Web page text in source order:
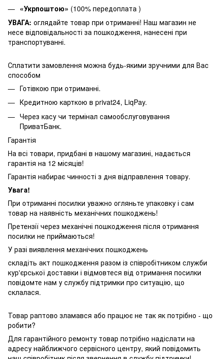
«Укрпоштою» (100% передоплата )
УВАГА: оглядайте товар при отриманні! Наш магазин не
несе відповідальності за пошкодження, нанесені при
транспортуванні.
Сплатити замовлення можна будь-якими зручними для Вас
способом
Готівкою при отриманні.
Кредитною карткою в privat24, LiqPay.
Через касу чи термінал самообслуговування
ПриватБанк.
Гарантія
На всі товари, придбані в нашому магазині, надається
гарантія на 12 місяців!
Гарантія набирає чинності з дня відправлення товару.
Увага!
При отриманні посилки уважно огляньте упаковку і сам
товар на наявність механічних пошкоджень!
Претензії через механічні пошкодження після отримання
посилки не приймаються!
У разі виявлення механічних пошкоджень
складіть акт пошкодження разом із співробітником служби
кур'єрської доставки і відмовтеся від отримання посилки
повідомте нам у службу підтримки про ситуацію, що
склалася.
Товар раптово зламався або працює не так як потрібно - що
робити?
Для гарантійного ремонту товар потрібно надіслати на
адресу найближчого сервісного центру, який повідомить